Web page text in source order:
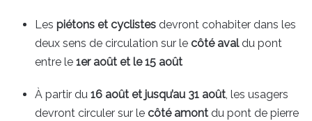
Les piétons et cyclistes devront cohabiter dans les
deux sens de circulation sur le côté avaldu pont
entre le 1er août et le 15 août
À partir du 16 août et jusqu’au 31 août, les usagers
devront circuler sur le côté amont du pont de pierre